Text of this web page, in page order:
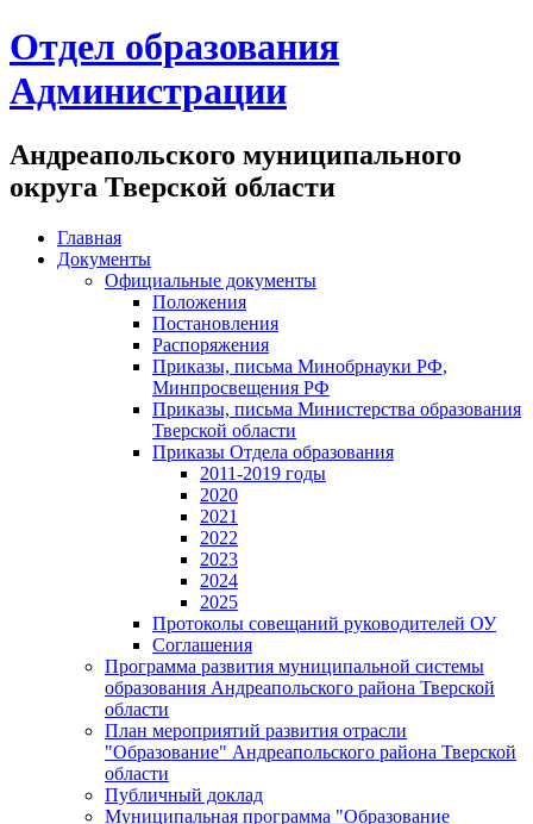
Отдел образования
Администрации
Андреапольского муниципального
округа Тверской области
Главная
Документы
Официальные документы
Положения
Постановления
Распоряжения
Приказы, письма Минобрнауки РФ,
Минпросвещения РФ
Приказы, письма Министерства образования
Тверской области
Приказы Отдела образования
2011-2019 годы
2020
2021
2022
2023
2024
2025
Протоколы совещаний руководителей ОУ
Соглашения
Программа развития муниципальной системы
образования Андреапольского района Тверской
области
План мероприятий развития отрасли
"Образование" Андреапольского района Тверской
области
Публичный доклад
Муниципальная программа "Образование